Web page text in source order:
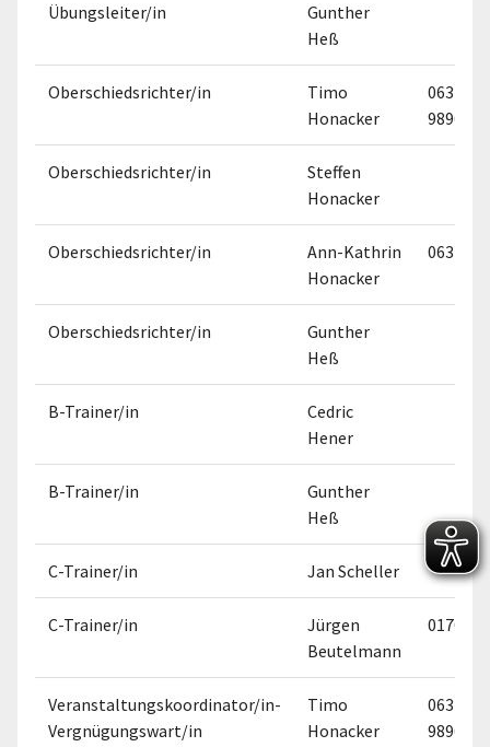
Übungsleiter/in
Gunther
Heß
Oberschiedsrichter/in
Timo
Honacker
06324
9896500
Oberschiedsrichter/in
Steffen
Honacker
Oberschiedsrichter/in
Ann-Kathrin
Honacker
06321
Oberschiedsrichter/in
Gunther
Heß
B-Trainer/in
Cedric
Hener
B-Trainer/in
Gunther
Heß
C-Trainer/in Jan Scheller
C-Trainer/in
Jürgen
Beutelmann
Veranstaltungskoordinator/in-
Vergnügungswart/in
Timo
Honacker
06324
9896500